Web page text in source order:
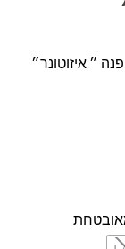
79.00₪.
״ איזוטונר״